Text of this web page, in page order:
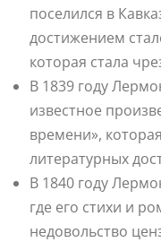
поселился в
достижением
которая стала
В 1839 году
известное
времени»,
литературных
В 1840 году
где его стихи и
недовольство